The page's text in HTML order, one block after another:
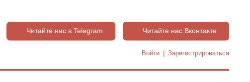
Читайте нас в Telegram Читайте нас Вконтакте
Войти Зарегистрироваться